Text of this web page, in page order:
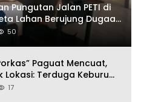
Pungutan Jalan PETI di
Lahan Berujung Dugaan
50
Paguat Mencuat,
Lokasi: Terduga Keburu
17